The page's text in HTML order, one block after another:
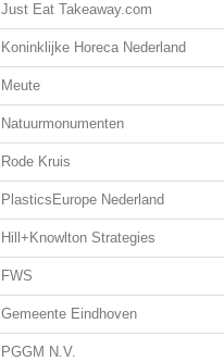
Just Eat Takeaway.com
Koninklijke Horeca Nederland
Meute
Natuurmonumenten
Rode Kruis
PlasticsEurope Nederland
Hill+Knowlton Strategies
FWS
Gemeente Eindhoven
PGGM N.V.